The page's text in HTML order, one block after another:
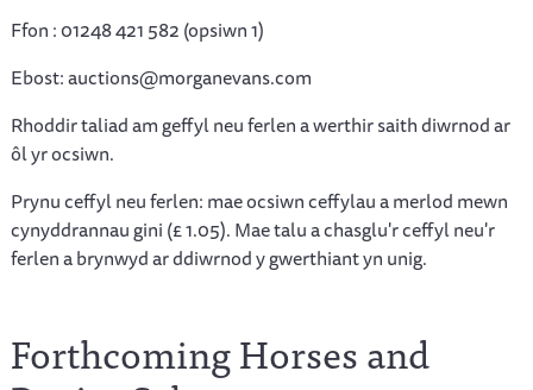
Ffon : 01248 421 582 (opsiwn 1)
Ebost: auctions@morganevans.com
Rhoddir taliad am geffyl neu ferlen a werthir saith diwrnod ar
ôl yr ocsiwn.
Prynu ceffyl neu ferlen: mae ocsiwn ceffylau a merlod mewn
cynyddrannau gini (£ 1.05). Mae talu a chasglu'r ceffyl neu'r
ferlen a brynwyd ar ddiwrnod y gwerthiant yn unig.
Forthcoming Horses and